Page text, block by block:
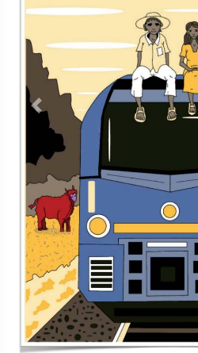
Contacto
Copyright ©2026 Todos los
Maya